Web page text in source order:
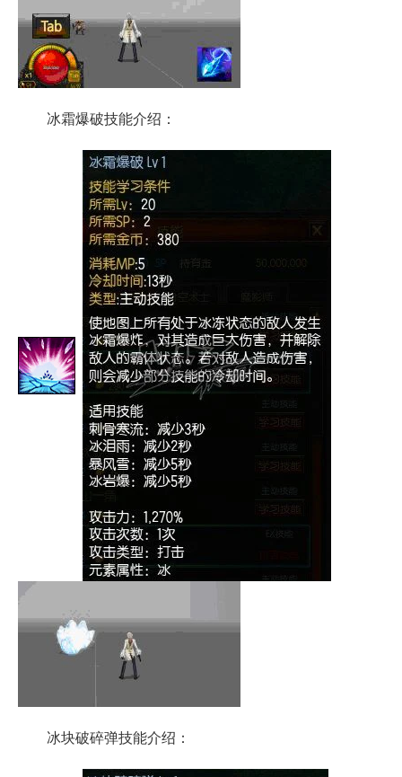
冰霜爆破技能介绍：
冰块破碎弹技能介绍：